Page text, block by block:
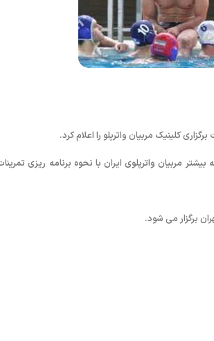
کلینیک مربیان واترپلو را اعلام کرد.
مربیان واترپلوی ایران با نحوه برنامه ریزی